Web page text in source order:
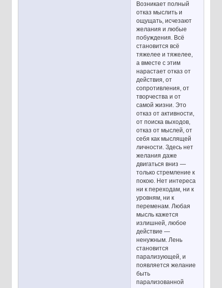
Возникает полный
отказ мыслить и
ощущать, исчезают
желания и любые
побуждения. Всё
становится всё
тяжелее и тяжелее,
а вместе с этим
нарастает отказ от
действия, от
сопротивления, от
творчества и от
самой жизни. Это
отказ от активности,
от поиска выходов,
отказ от мыслей, от
себя как мыслящей
личности. Здесь нет
желания даже
двигаться вниз —
только стремление к
покою. Нет интереса
ни к переходам, ни к
уровням, ни к
переменам. Любая
мысль кажется
излишней, любое
действие —
ненужным. Лень
становится
парализующей, и
появляется желание
быть
парализованной